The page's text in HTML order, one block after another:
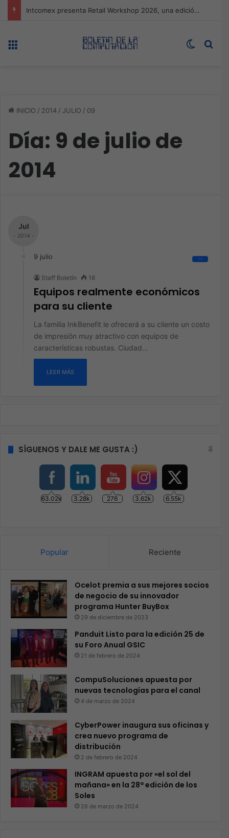
Expo technology CDMX, nueva sede con récord de audiencia
Switch
INICIO / 2014 / JULIO / 09
Día: 9 de julio de
2014
Jul
- 2014 -
9 julio All
Staff Boletín 16
Equipos realmente económicos
para su cliente
La familia InkBenefit le ofrecerá a su cliente un costo
de impresión muy atractivo con equipos de
características robustas. Ciudad…
LEER MÁS
SÍGUENOS Y DALE ME GUSTA :)
63.02k 3.28k 276 3.62k 6.55k
Popular Reciente
Ocelot premia a sus mejores socios
de negocio de su innovador
programa Hunter BuyBox
29 de diciembre de 2023
Panduit Listo para la edición 25 de
su Foro Anual GSIC
21 de febrero de 2024
CompuSoluciones apuesta por
nuevas tecnologías para el canal
4 de marzo de 2024
CyberPower inaugura sus oficinas y
crea nuevo programa de
distribución
2 de febrero de 2024
INGRAM apuesta por «el sol del
mañana» en la 28ª edición de los
Soles
26 de marzo de 2024